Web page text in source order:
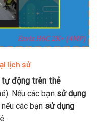
lịch sử
động trên thẻ
Nếu các bạn sử dụng
các bạn sử dụng